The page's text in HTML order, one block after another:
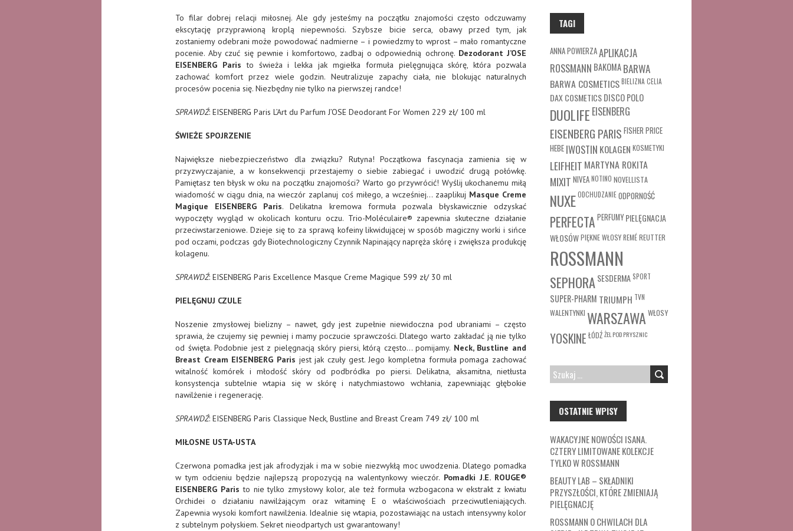
To filar dobrej relacji miłosnej. Ale gdy jesteśmy na początku znajomości często odczuwamy
ekscytację przyprawioną kroplą niepewności. Szybsze bicie serca, obawy przed tym, jak
zostaniemy odebrani może powodować nadmierne – i powiedzmy to wprost – mało romantyczne
pocenie. Aby czuć się pewnie i komfortowo, zadbaj o odpowiednią ochronę. Dezodorant J’OSE
EISENBERG Paris to świeża i lekka jak mgiełka formuła pielęgnująca skórę, która pozwala
zachować komfort przez wiele godzin. Neutralizuje zapachy ciała, nie blokując naturalnych
procesów pocenia się. Niezbędny nie tylko na pierwszej randce!
SPRAWDŹ: EISENBERG Paris L’Art du Parfum J’OSE Deodorant For Women 229 zł/ 100 ml
ŚWIEŻE SPOJRZENIE
Największe niebezpieczeństwo dla związku? Rutyna! Początkowa fascynacja zamienia się w
przyzwyczajanie, a w konsekwencji przestajemy o siebie zabiegać i uwodzić drugą połówkę.
Pamiętasz ten błysk w oku na początku znajomości? Warto go przywrócić! Wyślij ukochanemu miłą
wiadomość w ciągu dnia, na wieczór zaplanuj coś miłego, a wcześniej… zaaplikuj Masque Creme
Magique EISENBERG Paris. Delikatna kremowa formuła pozwala błyskawicznie odzyskać
wypoczęty wygląd w okolicach konturu oczu. Trio-Moléculaire® zapewnia skuteczne działanie
przeciwstarzeniowe. Dzieje się to za sprawą kofeiny likwidującej w sposób magiczny worki i sińce
pod oczami, podczas gdy Biotechnologiczny Czynnik Napinający napręża skórę i zwiększa produkcję
kolagenu.
SPRAWDŹ: EISENBERG Paris Excellence Masque Creme Magique 599 zł/ 30 ml
PIELĘGNUJ CZULE
Noszenie zmysłowej bielizny – nawet, gdy jest zupełnie niewidoczna pod ubraniami – często
sprawia, że czujemy się pewniej i mamy poczucie sprawczości. Dlatego warto zakładać ją nie tylko
od święta. Podobnie jest z pielęgnacją skóry piersi, którą często… pomijamy. Neck, Bustline and
Breast Cream EISENBERG Paris jest jak czuły gest. Jego kompletna formuła pomaga zachować
witalność komórek i młodość skóry od podbródka po piersi. Delikatna, aksamitna, nietłusta
konsystencja subtelnie wtapia się w skórę i natychmiastowo wchłania, zapewniając głębokie
nawilżenie i regenerację.
SPRAWDŹ: EISENBERG Paris Classique Neck, Bustline and Breast Cream 749 zł/ 100 ml
MIŁOSNE USTA-USTA
Czerwona pomadka jest jak afrodyzjak i ma w sobie niezwykłą moc uwodzenia. Dlatego pomadka
w tym odcieniu będzie najlepszą propozycją na walentynkowy wieczór. Pomadki J.E. ROUGE®
EISENBERG Paris to nie tylko zmysłowy kolor, ale też formuła wzbogacona w ekstrakt z kwiatu
Orchidei o działaniu nawilżającym oraz witaminę E o właściwościach przeciwutleniających.
Zapewnia wysoki komfort nawilżenia. Idealnie się wtapia, pozostawiając na ustach intensywny kolor
z subtelnym połyskiem. Sekret nieodpartych ust gwarantowany!
TAGI
ANNA POWIERZAAPLIKACJA
ROSSMANN BAKOMABARWA
BARWA COSMETICSBIELIZNA CELIA
DAX COSMETICSDISCO POLO
DUOLIFE EISENBERG
EISENBERG PARIS FISHER PRICE
HEBE IWOSTIN KOLAGEN KOSMETYKI
LEIFHEIT MARTYNA ROKITA
MIXIT NIVEANOTINO NOVELLISTA
NUXEODCHUDZANIEODPORNOŚĆ
PERFECTA PERFUMY PIELĘGNACJA
WŁOSÓWPIĘKNE WŁOSYREMÉREUTTER
ROSSMANN
SEPHORASESDERMA SPORT
SUPER-PHARM TRIUMPH TVN
WALENTYNKI WARSZAWA WŁOSY
YOSKINE ŁÓDŹŻEL POD PRYSZNIC
SZUKAJ:
OSTATNIE WPISY
WAKACYJNE NOWOŚCI ISANA.
CZTERY LIMITOWANE KOLEKCJE
TYLKO W ROSSMANN
BEAUTY LAB – SKŁADNIKI
PRZYSZŁOŚCI, KTÓRE ZMIENIAJĄ
PIELĘGNACJĘ
ROSSMANN O CHWILACH DLA